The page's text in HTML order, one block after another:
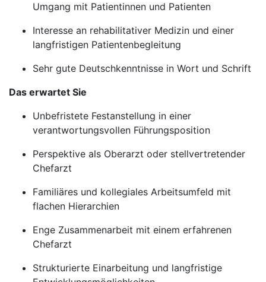
Umgang mit Patientinnen und Patienten
Interesse an rehabilitativer Medizin und einer
langfristigen Patientenbegleitung
Sehr gute Deutschkenntnisse in Wort und Schrift
Das erwartet Sie
Unbefristete Festanstellung in einer
verantwortungsvollen Führungsposition
Perspektive als Oberarzt oder stellvertretender
Chefarzt
Familiäres und kollegiales Arbeitsumfeld mit
flachen Hierarchien
Enge Zusammenarbeit mit einem erfahrenen
Chefarzt
Strukturierte Einarbeitung und langfristige